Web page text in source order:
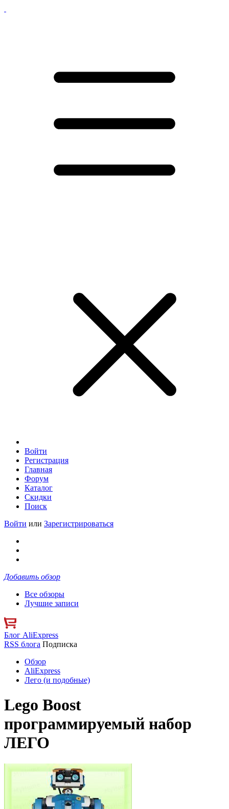
Войти
Регистрация
Главная
Форум
Каталог
Скидки
Поиск
Войти или Зарегистрироваться
Добавить обзор
Все обзоры
Лучшие записи
Блог AliExpress
RSS блога Подписка
Обзор
AliExpress
Лего (и подобные)
Lego Boost
программируемый набор
ЛЕГО